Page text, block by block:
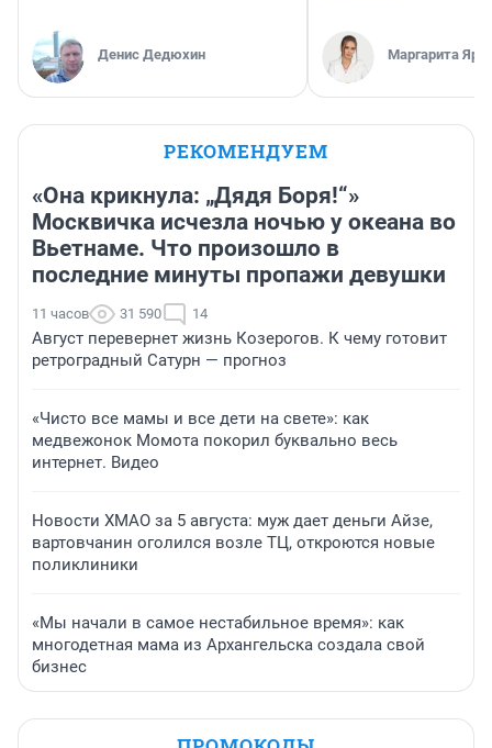
Денис Дедюхин Маргарита
РЕКОМЕНДУЕМ
«Она крикнула: „Дядя Боря!“»
Москвичка исчезла ночью у океана во
Вьетнаме. Что произошло в
последние минуты пропажи девушки
11 часов 31 590 14
Август перевернет жизнь Козерогов. К чему готовит
ретроградный Сатурн — прогноз
«Чисто все мамы и все дети на свете»: как
медвежонок Момота покорил буквально весь
интернет. Видео
Новости ХМАО за 5 августа: муж дает деньги Айзе,
вартовчанин оголился возле ТЦ, откроются новые
поликлиники
«Мы начали в самое нестабильное время»: как
многодетная мама из Архангельска создала свой
бизнес